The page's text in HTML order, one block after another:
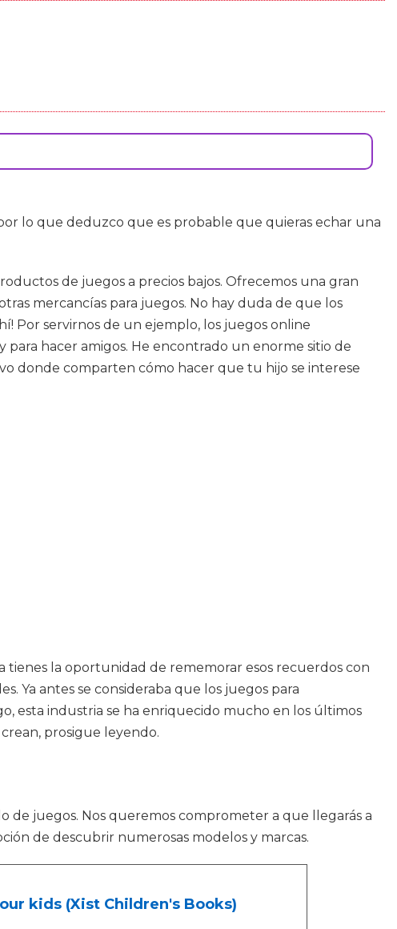
lo que deduzco que es probable que quieras echar una
de juegos a precios bajos. Ofrecemos una gran
mercancías para juegos. No hay duda de que los
Por servirnos de un ejemplo, los juegos online
hacer amigos. He encontrado un enorme sitio de
donde comparten cómo hacer que tu hijo se interese
tienes la oportunidad de rememorar esos recuerdos con
Ya antes se consideraba que los juegos para
esta industria se ha enriquecido mucho en los últimos
prosigue leyendo.
de juegos. Nos queremos comprometer a que llegarás a
de descubrir numerosas modelos y marcas.
kids (Xist Children's Books)